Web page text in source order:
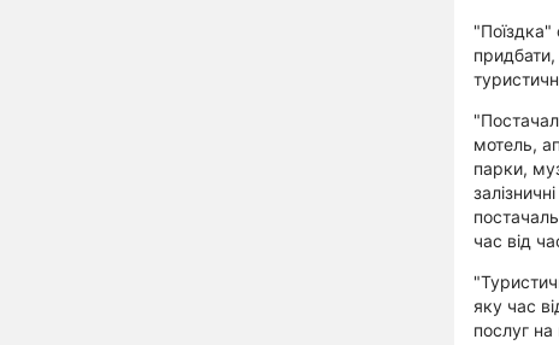
"Поїздка"
мотель,
парки,
час від
яку час
послуг на